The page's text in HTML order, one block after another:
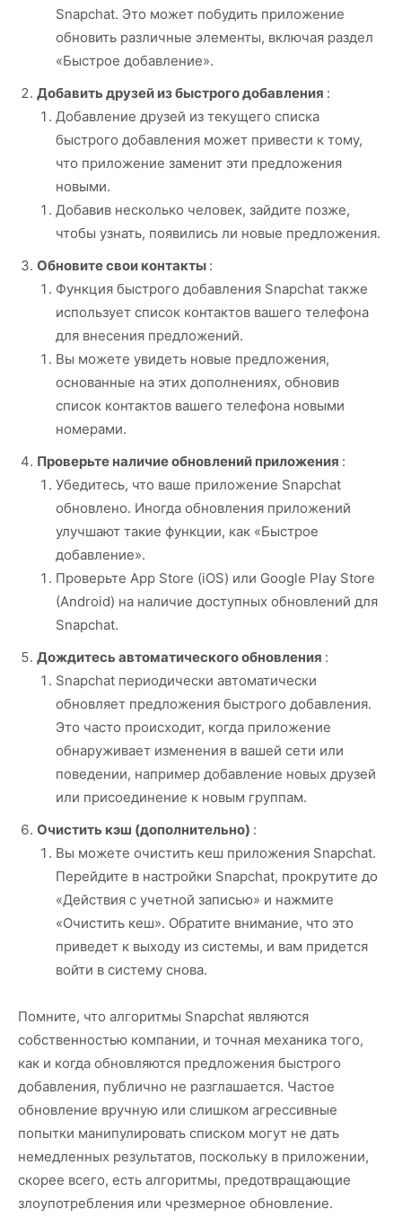
Snapchat. Это может побудить приложение
обновить различные элементы, включая раздел
«Быстрое добавление».
Добавить друзей из быстрого добавления :
Добавление друзей из текущего списка
быстрого добавления может привести к тому,
что приложение заменит эти предложения
новыми.
Добавив несколько человек, зайдите позже,
чтобы узнать, появились ли новые предложения.
Обновите свои контакты :
Функция быстрого добавления Snapchat также
использует список контактов вашего телефона
для внесения предложений.
Вы можете увидеть новые предложения,
основанные на этих дополнениях, обновив
список контактов вашего телефона новыми
номерами.
Проверьте наличие обновлений приложения :
Убедитесь, что ваше приложение Snapchat
обновлено. Иногда обновления приложений
улучшают такие функции, как «Быстрое
добавление».
Проверьте App Store (iOS) или Google Play Store
(Android) на наличие доступных обновлений для
Snapchat.
Дождитесь автоматического обновления :
Snapchat периодически автоматически
обновляет предложения быстрого добавления.
Это часто происходит, когда приложение
обнаруживает изменения в вашей сети или
поведении, например добавление новых друзей
или присоединение к новым группам.
Очистить кэш (дополнительно) :
Вы можете очистить кеш приложения Snapchat.
Перейдите в настройки Snapchat, прокрутите до
«Действия с учетной записью» и нажмите
«Очистить кеш». Обратите внимание, что это
приведет к выходу из системы, и вам придется
войти в систему снова.
Помните, что алгоритмы Snapchat являются
собственностью компании, и точная механика того,
как и когда обновляются предложения быстрого
добавления, публично не разглашается. Частое
обновление вручную или слишком агрессивные
попытки манипулировать списком могут не дать
немедленных результатов, поскольку в приложении,
скорее всего, есть алгоритмы, предотвращающие
злоупотребления или чрезмерное обновление.